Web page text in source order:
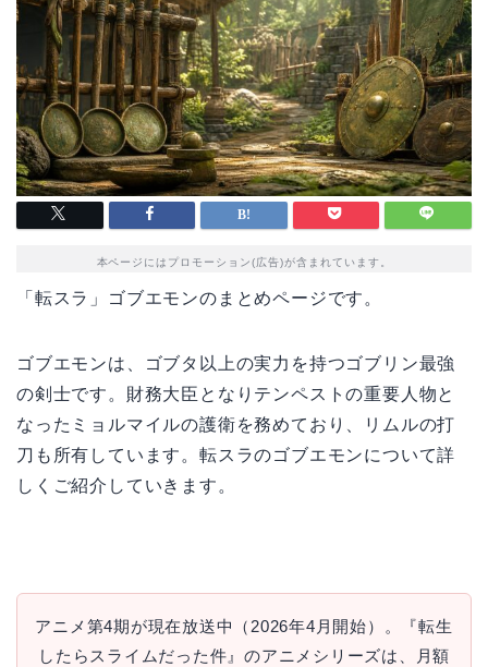
本ページにはプロモーション(広告)が含まれています。
「転スラ」ゴブエモンのまとめページです。
ゴブエモンは、ゴブタ以上の実力を持つゴブリン最強
の剣士です。財務大臣となりテンペストの重要人物と
なったミョルマイルの護衛を務めており、リムルの打
刀も所有しています。転スラのゴブエモンについて詳
しくご紹介していきます。
アニメ第4期が現在放送中（2026年4月開始）。『転生
したらスライムだった件』のアニメシリーズは、月額